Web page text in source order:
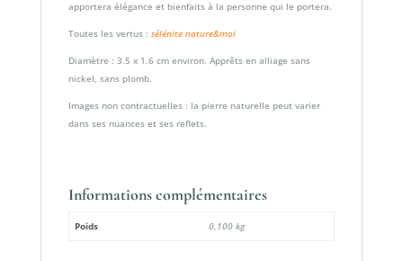
apportera élégance et bienfaits à la personne qui le portera.
Toutes les vertus : sélénite nature&moi
Diamètre : 3.5 x 1.6 cm environ. Apprêts en alliage sans
nickel, sans plomb.
Images non contractuelles : la pierre naturelle peut varier
dans ses nuances et ses reflets.
Informations complémentaires
Poids 0,100 kg